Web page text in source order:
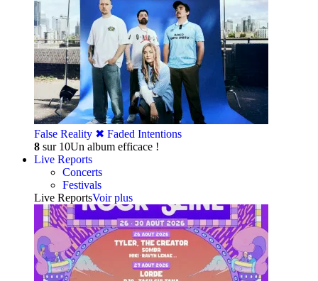
False Reality ✖︎ Faded Intentions
8 sur 10Un album efficace !
Live Reports
Concerts
Festivals
Live ReportsVoir plus